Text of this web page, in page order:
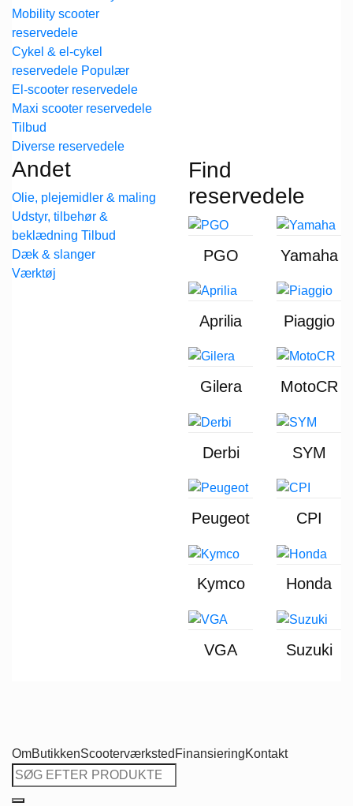
Mobility scooter
reservedele
Cykel & el-cykel
reservedele
El-scooter reservedele
Maxi scooter reservedele
Diverse reservedele
Andet
Olie, plejemidler & maling
Udstyr, tilbehør &
beklædning
Dæk & slanger
Værktøj
Find
reservedele
PGO Yamaha
Aprilia Piaggio
Gilera MotoCR
Derbi SYM
Peugeot CPI
Kymco Honda
VGA Suzuki
OmButikkenScooterværksted FinansieringKontakt
Søg
efter: